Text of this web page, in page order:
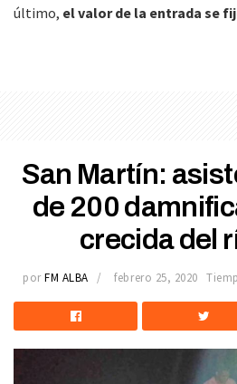
último, el valor de la entrada se
San Martín:
de 200
crecida del
por FM ALBA febrero 25, 2020